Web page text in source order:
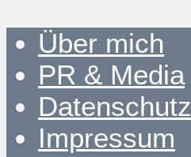
Über mich
PR & Media
Datenschutz
Impressum